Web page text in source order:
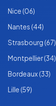
Nice (06)
Nantes (44)
Strasbourg (67)
Montpellier (34)
Bordeaux (33)
Lille (59)